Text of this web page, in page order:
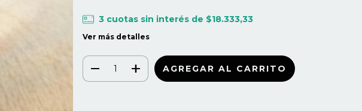
3 cuotas sin interés de $18.333,33
Ver más detalles